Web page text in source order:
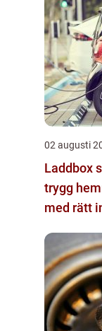
02 augusti
Laddbox
trygg
med rätt